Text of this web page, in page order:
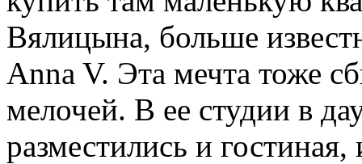
Вялицына, больше
Anna V. Эта мечта тоже
мелочей. В ее студии в
разместились и гостиная,